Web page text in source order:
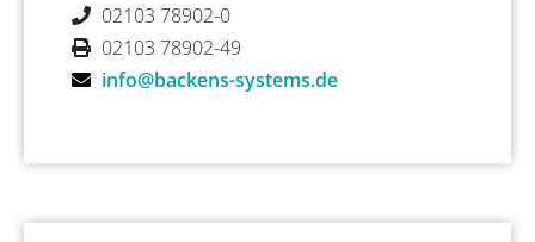
02103 78902-0
02103 78902-49
info@backens-systems.de